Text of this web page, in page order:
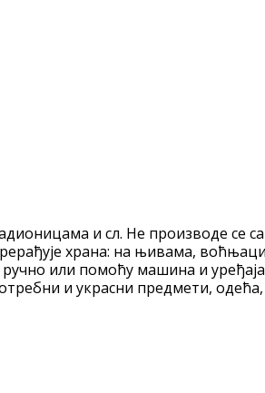
и сл. Не производе се
храна: на њивама,
или помоћу машина и
и украсни предмети,